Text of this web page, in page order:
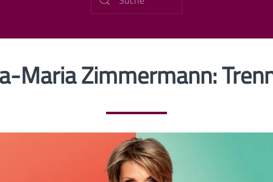
Maria Zimmermann: